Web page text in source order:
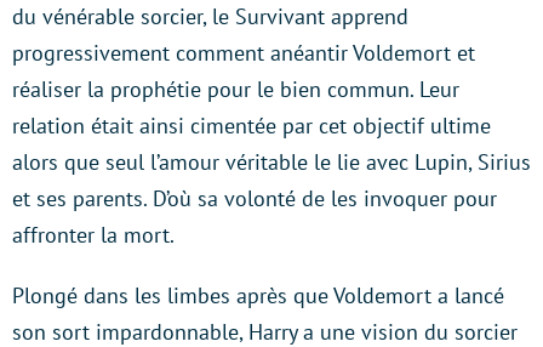
du vénérable sorcier, le Survivant apprend
progressivement comment anéantir Voldemort et
réaliser la prophétie pour le bien commun. Leur
relation était ainsi cimentée par cet objectif ultime
alors que seul l’amour véritable le lie avec Lupin, Sirius
et ses parents. D’où sa volonté de les invoquer pour
affronter la mort.
Plongé dans les limbes après que Voldemort a lancé
son sort impardonnable, Harry a une vision du sorcier